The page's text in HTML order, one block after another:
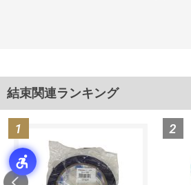
結束関連ランキング